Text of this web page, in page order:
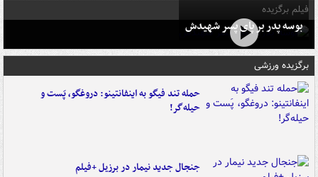
فیلم برگزیده
بوسه‌ پدر بر پای پسر شهیدش
برگزیده ورزشی
حمله تند فیگو به اینفانتینو: دروغگو، پَست‌ و
حیله‌گر!
جنجال جدید نیمار در برزیل +فیلم